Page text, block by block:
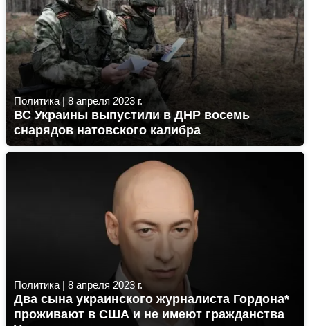
Политика | 8 апреля 2023 г.
ВС Украины выпустили в ДНР восемь
снарядов натовского калибра
Политика | 8 апреля 2023 г.
Два сына украинского журналиста Гордона*
проживают в США и не имеют гражданства